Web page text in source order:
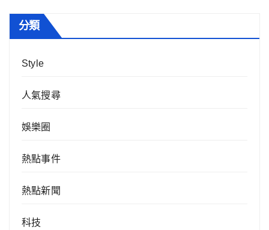
分類
Style
人氣搜尋
娛樂圈
熱點事件
熱點新聞
科技